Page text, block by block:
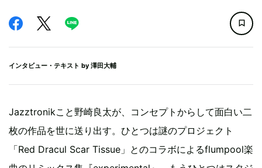
インタビュー・テキスト by 澤田大輔
Jazztronikこと野崎良太が、コンセプトからして面白い二
枚の作品を世に送り出す。ひとつは謎のプロジェクト
「Red Dracul Scar Tissue」とのコラボによるflumpool楽